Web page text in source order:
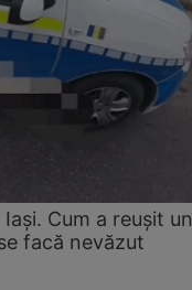
Cum a reușit un
facă nevăzut